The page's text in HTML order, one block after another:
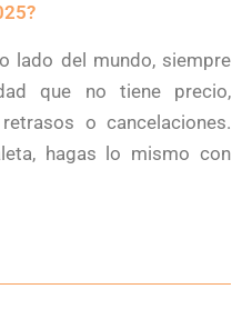
lado del mundo, siempre
que no tiene precio,
o cancelaciones.
hagas lo mismo con